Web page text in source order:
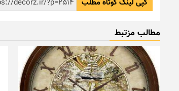
کپی لینک کوتاه مطلب
مطالب مزتبط